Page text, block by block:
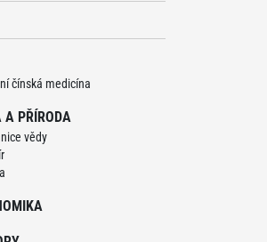
čínská medicína
A PŘÍRODA
vědy